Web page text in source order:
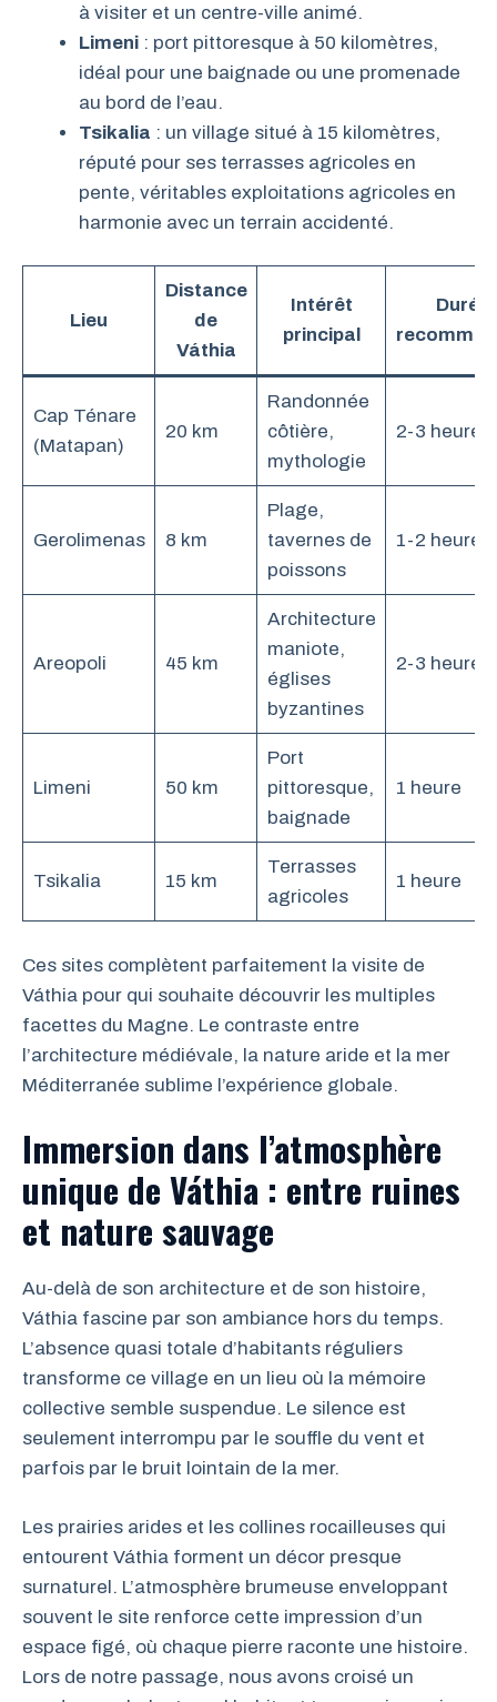
à visiter et un centre-ville animé.
Limeni : port pittoresque à 50 kilomètres,
idéal pour une baignade ou une promenade
au bord de l’eau.
Tsikalia : un village situé à 15 kilomètres,
réputé pour ses terrasses agricoles en
pente, véritables exploitations agricoles en
harmonie avec un terrain accidenté.
Lieu
Distance
de
Váthia
Intérêt
principal
Durée
Cap Ténare
(Matapan)
20 km
Randonnée
côtière,
mythologie
2-3 heures
Gerolimenas 8 km
Plage,
tavernes de
poissons
1-2 heures
Areopoli 45 km
Architecture
maniote,
églises
byzantines
2-3 heures
Limeni 50 km
Port
pittoresque,
baignade
1 heure
Tsikalia 15 km
Terrasses
agricoles
1 heure
Ces sites complètent parfaitement la visite de
Váthia pour qui souhaite découvrir les multiples
facettes du Magne. Le contraste entre
l’architecture médiévale, la nature aride et la mer
Méditerranée sublime l’expérience globale.
Immersion dans l’atmosphère
unique de Váthia : entre ruines
et nature sauvage
Au-delà de son architecture et de son histoire,
Váthia fascine par son ambiance hors du temps.
L’absence quasi totale d’habitants réguliers
transforme ce village en un lieu où la mémoire
collective semble suspendue. Le silence est
seulement interrompu par le souffle du vent et
parfois par le bruit lointain de la mer.
Les prairies arides et les collines rocailleuses qui
entourent Váthia forment un décor presque
surnaturel. L’atmosphère brumeuse enveloppant
souvent le site renforce cette impression d’un
espace figé, où chaque pierre raconte une histoire.
Lors de notre passage, nous avons croisé un